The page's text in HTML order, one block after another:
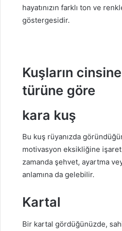
hayatınızın farklı ton ve
göstergesidir.
Kuşların
türüne göre
kara kuş
Bu kuş rüyanızda
motivasyon eksikliğine işaret
zamanda şehvet, ayartma
anlamına da gelebilir.
Kartal
Bir kartal gördüğünüzde,